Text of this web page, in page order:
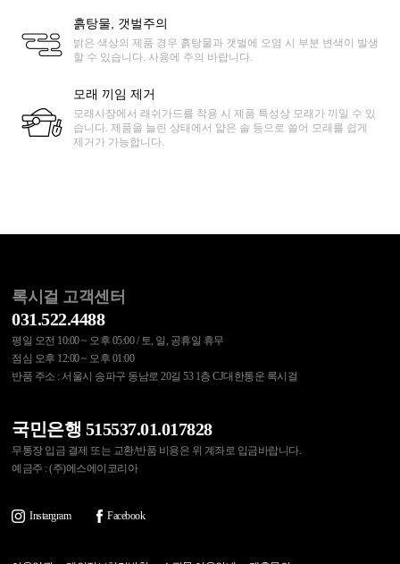
흙탕물, 갯벌주의
밝은 색상의 제품 경우 흙탕물과 갯벌에 오염 시 부분 변색이 발생
할 수 있습니다. 사용에 주의 바랍니다.
모래 끼임 제거
모래사장에서 래쉬가드를 착용 시 제품 특성상 모래가 끼일 수 있
습니다. 제품을 늘린 상태에서 얇은 솔 등으로 쓸어 모래를 쉽게
제거가 가능합니다.
록시걸 고객센터
031.522.4488
평일 오전 10:00 ~ 오후 05:00 / 토, 일, 공휴일 휴무
점심 오후 12:00 ~ 오후 01:00
반품 주소 : 서울시 송파구 동남로 20길 53 1층 CJ대한통운 록시걸
국민은행 515537.01.017828
무통장 입금 결제 또는 교환/반품 비용은 위 계좌로 입금바랍니다.
예금주 : (주)에스에이코리아
Instargram Facebook